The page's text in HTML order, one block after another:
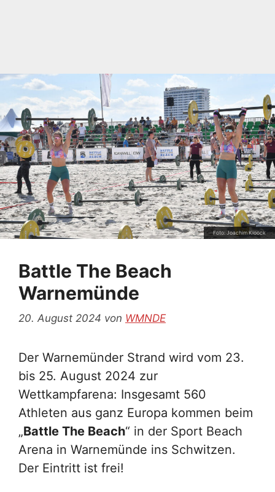
Foto: Joachim Kloock
Battle The Beach
Warnemünde
20. August 2024 von WMNDE
Der Warnemünder Strand wird vom 23.
bis 25. August 2024 zur
Wettkampfarena: Insgesamt 560
Athleten aus ganz Europa kommen beim
„Battle The Beach“ in der Sport Beach
Arena in Warnemünde ins Schwitzen.
Der Eintritt ist frei!